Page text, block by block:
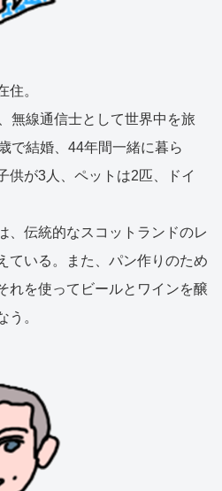
住。
無線通信士として世界中を旅
で結婚、44年間一緒に暮ら
供が3人、ペットは2匹、ドイ
、伝統的なスコットランドのレ
ている。また、パン作りのため
れを使ってビールとワインを醸
う。